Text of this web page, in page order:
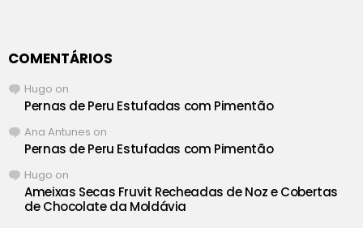
COMENTÁRIOS
Hugo on
Pernas de Peru Estufadas com Pimentão
Ana Antunes on
Pernas de Peru Estufadas com Pimentão
Hugo on
Ameixas Secas Fruvit Recheadas de Noz e Cobertas
de Chocolate da Moldávia